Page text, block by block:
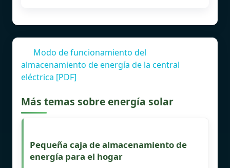
Modo de funcionamiento del
almacenamiento de energía de la central
eléctrica [PDF]
Más temas sobre energía solar
Pequeña caja de almacenamiento de
energía para el hogar